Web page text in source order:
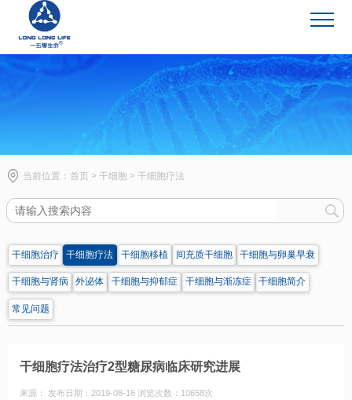
干细胞
当前位置：首页 >干细胞 >干细胞疗法
干细胞治疗 干细胞疗法 干细胞移植 间充质干细胞 干细胞与卵巢早衰
干细胞与肾病 外泌体 干细胞与抑郁症 干细胞与渐冻症 干细胞简介
常见问题
干细胞疗法治疗2型糖尿病临床研究进展
来源： 发布日期：2019-08-16 浏览次数：10658次